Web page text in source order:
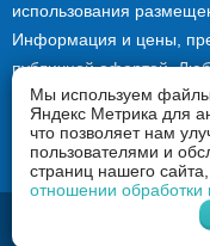
использования
Информация и цены,
публичной офертой.
материалов сайта
правообладателя и
leninskie.vizov-
2026 © Вызов
Мы используем файлы
Яндекс Метрика для
что позволяет нам
пользователями и
страниц нашего
отношении